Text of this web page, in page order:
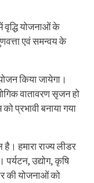
वृद्धि योजनाओं के
एवं समन्वय के
किया जायेगा।
वातावरण सृजन हो
प्रभावी बनाया गया
हमारा राज्य लीडर
उद्योग, कृषि
की योजनाओं को